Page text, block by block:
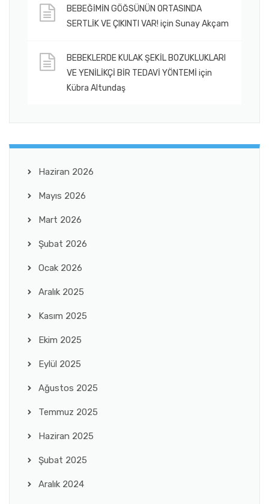
BEBEĞİMİN GÖĞSÜNÜN ORTASINDA
SERTLİK VE ÇIKINTI VAR! için Sunay Akçam
BEBEKLERDE KULAK ŞEKİL BOZUKLUKLARI
VE YENİLİKÇİ BİR TEDAVİ YÖNTEMİ için
Kübra Altundaş
Haziran 2026
Mayıs 2026
Mart 2026
Şubat 2026
Ocak 2026
Aralık 2025
Kasım 2025
Ekim 2025
Eylül 2025
Ağustos 2025
Temmuz 2025
Haziran 2025
Şubat 2025
Aralık 2024